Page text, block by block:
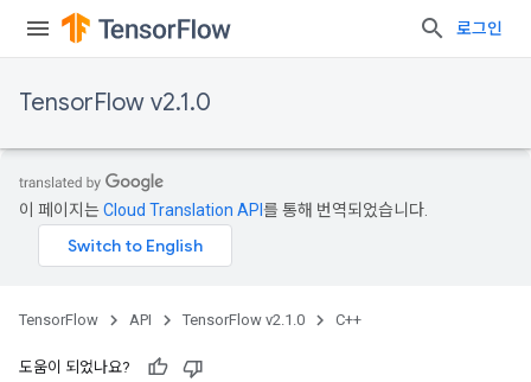
로그인
TensorFlow v2.1.0
이 페이지는Cloud Translation API 를 통해 번역되었습니다.
TensorFlow API TensorFlow v2.1.0 C++
도움이 되었나요?